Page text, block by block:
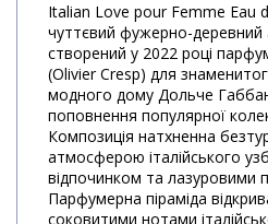
Italian Love pour Femme
чуттєвий фужерно-деревний
створений у 2022 році
(Olivier Cresp) для
модного дому Дольче
поповнення популярної
Композиція натхненна
атмосферою італійського
відпочинком та лазуровими
Парфумерна піраміда
соковитими нотами